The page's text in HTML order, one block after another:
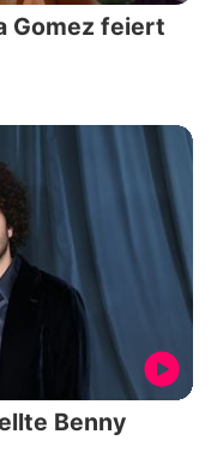
Gomez feiert
Benny